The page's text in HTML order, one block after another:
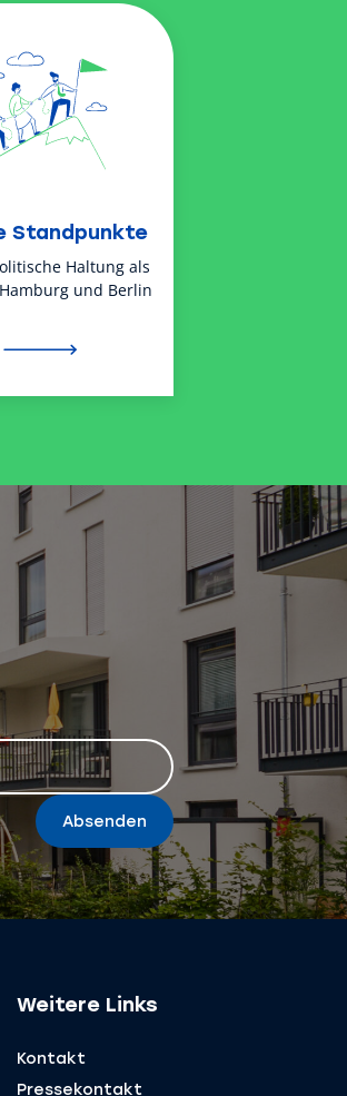
Standpunkte
Haltung als
und Berlin
Absenden
Weitere Links
Kontakt
Pressekontakt